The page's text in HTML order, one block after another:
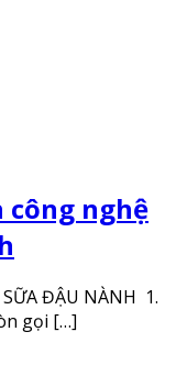
nghệ
SỮA ĐẬU NÀNH 1.
gọi […]